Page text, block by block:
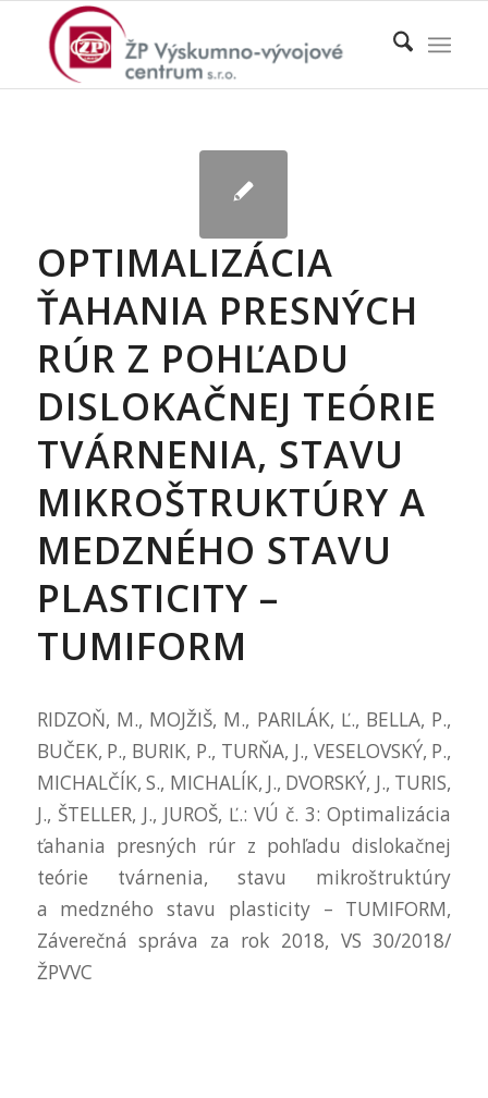
OPTIMALIZÁCIA
ŤAHANIA PRESNÝCH
RÚR Z POHĽADU
DISLOKAČNEJ TEÓRIE
TVÁRNENIA, STAVU
MIKROŠTRUKTÚRY A
MEDZNÉHO STAVU
PLASTICITY –
TUMIFORM
RIDZOŇ, M., MOJŽIŠ, M., PARILÁK, Ľ., BELLA, P.,
BUČEK, P., BURIK, P., TURŇA, J., VESELOVSKÝ, P.,
MICHALČÍK, S., MICHALÍK, J., DVORSKÝ, J., TURIS,
J., ŠTELLER, J., JUROŠ, Ľ.: VÚ č. 3: Optimalizácia
ťahania presných rúr z pohľadu dislokačnej
teórie tvárnenia, stavu mikroštruktúry
a medzného stavu plasticity – TUMIFORM,
Záverečná správa za rok 2018, VS 30/2018/
ŽPVVC